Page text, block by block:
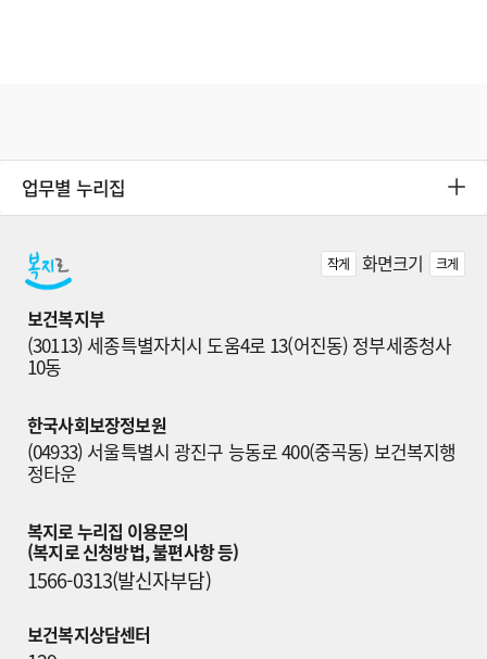
업무별 누리집
작게 화면크기 크게
보건복지부
(30113) 세종특별자치시 도움4로 13(어진동) 정부세종청사
10동
한국사회보장정보원
(04933) 서울특별시 광진구 능동로 400(중곡동) 보건복지행
정타운
복지로 누리집 이용문의
(복지로 신청방법, 불편사항 등)
1566-0313(발신자부담)
보건복지상담센터